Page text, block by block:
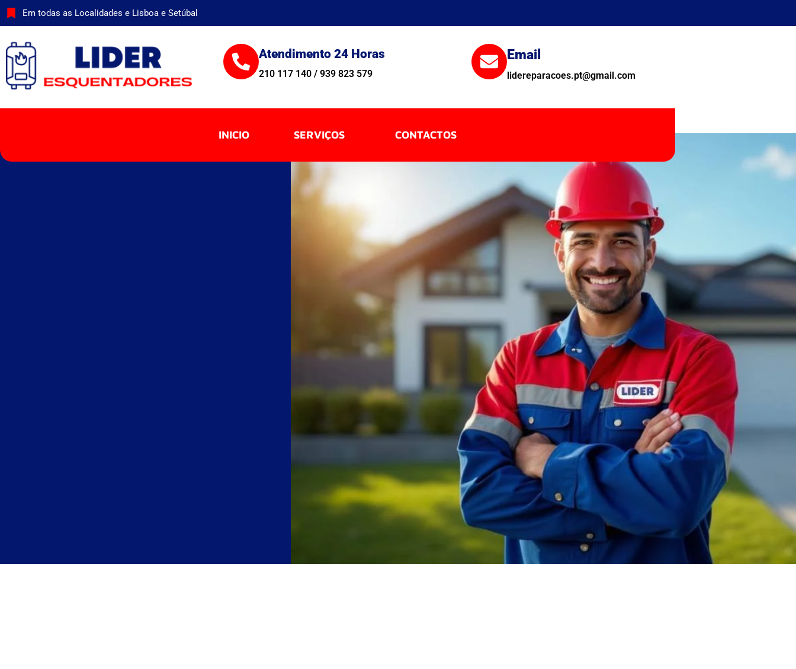
Skip
Em todas as Localidades e Lisboa e Setúbal
Atendimento 24 Horas
210 117 140 / 939 823 579
Email
lidereparacoes.pt@gmail.com
INICIO SERVIÇOS CONTACTOS